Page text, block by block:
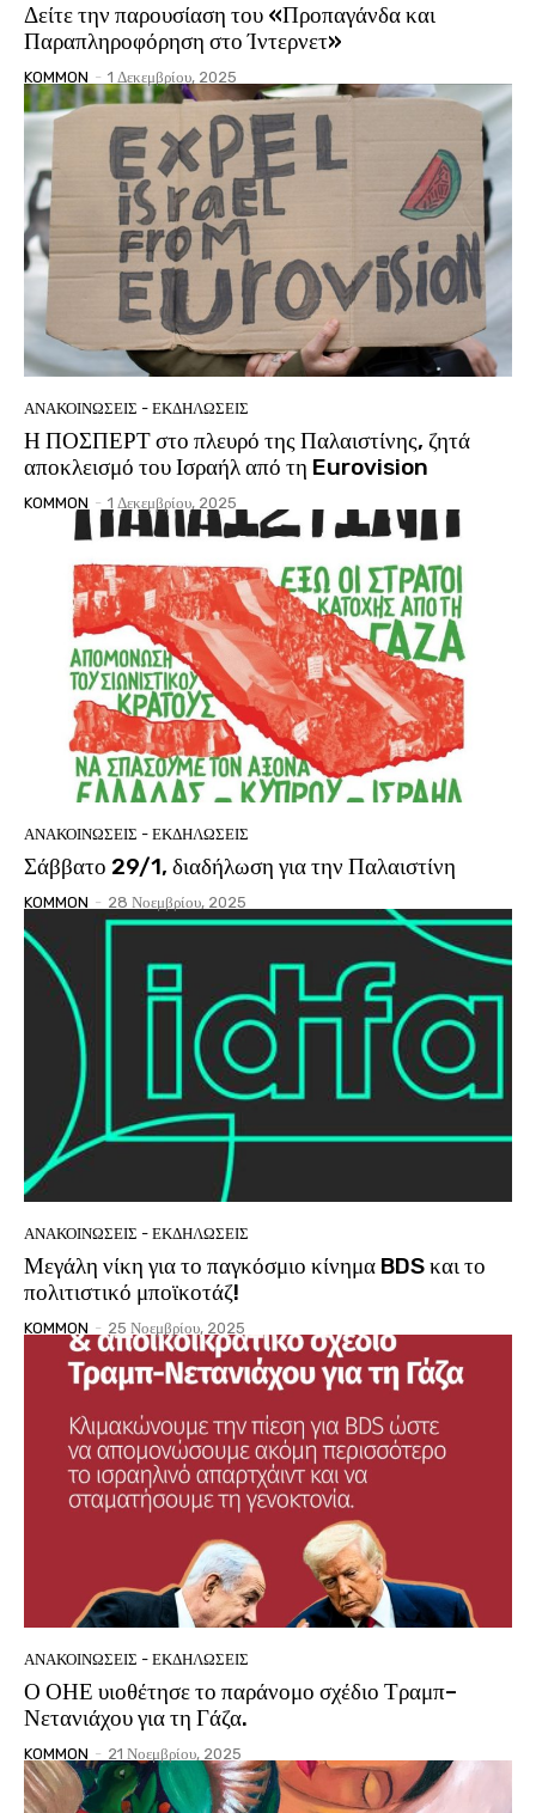
Δείτε την παρουσίαση του «Προπαγάνδα και
Παραπληροφόρηση στο Ίντερνετ»
KOMMON - 1 Δεκεμβρίου, 2025
ΑΝΑΚΟΙΝΩΣΕΙΣ - ΕΚΔΗΛΩΣΕΙΣ
Η ΠΟΣΠΕΡΤ στο πλευρό της Παλαιστίνης, ζητά
αποκλεισμό του Ισραήλ από τη Eurovision
KOMMON - 1 Δεκεμβρίου, 2025
ΑΝΑΚΟΙΝΩΣΕΙΣ - ΕΚΔΗΛΩΣΕΙΣ
Σάββατο 29/1, διαδήλωση για την Παλαιστίνη
KOMMON - 28 Νοεμβρίου, 2025
ΑΝΑΚΟΙΝΩΣΕΙΣ - ΕΚΔΗΛΩΣΕΙΣ
Μεγάλη νίκη για το παγκόσμιο κίνημα BDS και το
πολιτιστικό μποϊκοτάζ!
KOMMON - 25 Νοεμβρίου, 2025
ΑΝΑΚΟΙΝΩΣΕΙΣ - ΕΚΔΗΛΩΣΕΙΣ
Ο ΟΗΕ υιοθέτησε το παράνομο σχέδιο Τραμπ–
Νετανιάχου για τη Γάζα.
KOMMON - 21 Νοεμβρίου, 2025